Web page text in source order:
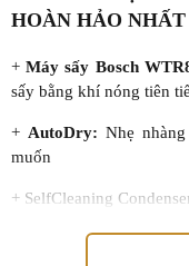
HOÀN HẢO NHẤT
+Máy sấy Bosch
sấy bằng khí nóng tiên
+ AutoDry: Nhẹ
muốn
+ SelfCleaning
+ Sensitive Drying